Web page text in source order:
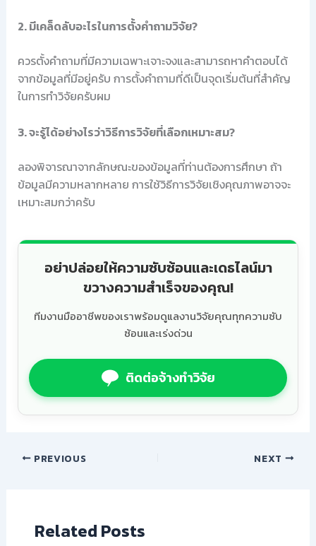
2. มีเคล็ดลับอะไรในการตั้งคำถามวิจัย?
ควรตั้งคำถามที่มีความเฉพาะเจาะจงและสามารถหาคำตอบได้
จากข้อมูลที่มีอยู่ครับ การตั้งคำถามที่ดีเป็นจุดเริ่มต้นที่สำคัญ
ในการทำวิจัยครับผม
3. จะรู้ได้อย่างไรว่าวิธีการวิจัยที่เลือกเหมาะสม?
ลองพิจารณาจากลักษณะของข้อมูลที่ท่านต้องการศึกษา ถ้า
ข้อมูลมีความหลากหลาย การใช้วิธีการวิจัยเชิงคุณภาพอาจจะ
เหมาะสมกว่าครับ
อย่าปล่อยให้ความซับซ้อนและเดธไลน์มา
ขวางความสำเร็จของคุณ!
ทีมงานมืออาชีพของเราพร้อมดูแลงานวิจัยคุณทุกความซับ
ซ้อนและเร่งด่วน
ติดต่อจ้างทำวิจัย
PREVIOUS NEXT
Related Posts